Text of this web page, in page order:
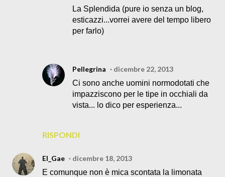
RISPONDI
La Splendida (pure io senza un blog,
esticazzi...vorrei avere del tempo libero
per farlo)
Pellegrina
dicembre 22, 2013
Ci sono anche uomini normodotati che
impazziscono per le tipe in occhiali da
vista... lo dico per esperienza...
El_Gae
dicembre 18, 2013
E comunque non è mica scontata la limonata